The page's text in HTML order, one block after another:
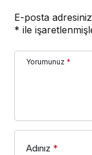
E-posta
* ile
Yorumunuz *
Adınız *